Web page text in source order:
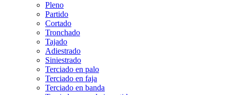
Pleno
Partido
Cortado
Tronchado
Tajado
Adiestrado
Siniestrado
Terciado en palo
Terciado en faja
Terciado en banda